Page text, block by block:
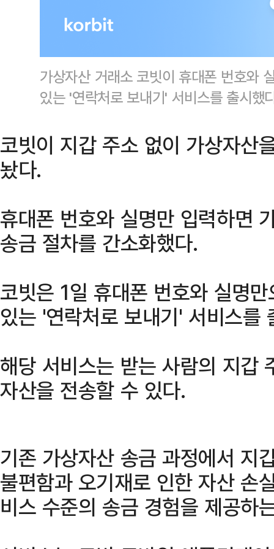
가상자산 거래소 코빗이 휴대폰 번호와
있는 '연락처로 보내기' 서비스를 출시
코빗이 지갑 주소 없이 가상자산
놨다.
휴대폰 번호와 실명만 입력하면
송금 절차를 간소화했다.
코빗은 1일 휴대폰 번호와 실명
있는 '연락처로 보내기' 서비스를
해당 서비스는 받는 사람의 지갑
자산을 전송할 수 있다.
기존 가상자산 송금 과정에서 지
불편함과 오기재로 인한 자산 손
비스 수준의 송금 경험을 제공하